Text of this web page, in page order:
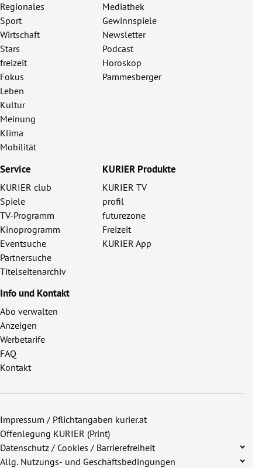
Regionales
Sport
Wirtschaft
Stars
freizeit
Fokus
Leben
Kultur
Meinung
Klima
Mobilität
Mediathek
Gewinnspiele
Newsletter
Podcast
Horoskop
Pammesberger
Service
KURIER club
Spiele
TV-Programm
Kinoprogramm
Eventsuche
Partnersuche
Titelseitenarchiv
KURIER Produkte
KURIER TV
profil
futurezone
Freizeit
KURIER App
Info und Kontakt
Abo verwalten
Anzeigen
Werbetarife
FAQ
Kontakt
Impressum / Pflichtangaben kurier.at
Offenlegung KURIER (Print)
Datenschutz / Cookies / Barrierefreiheit
Allg. Nutzungs- und Geschäftsbedingungen